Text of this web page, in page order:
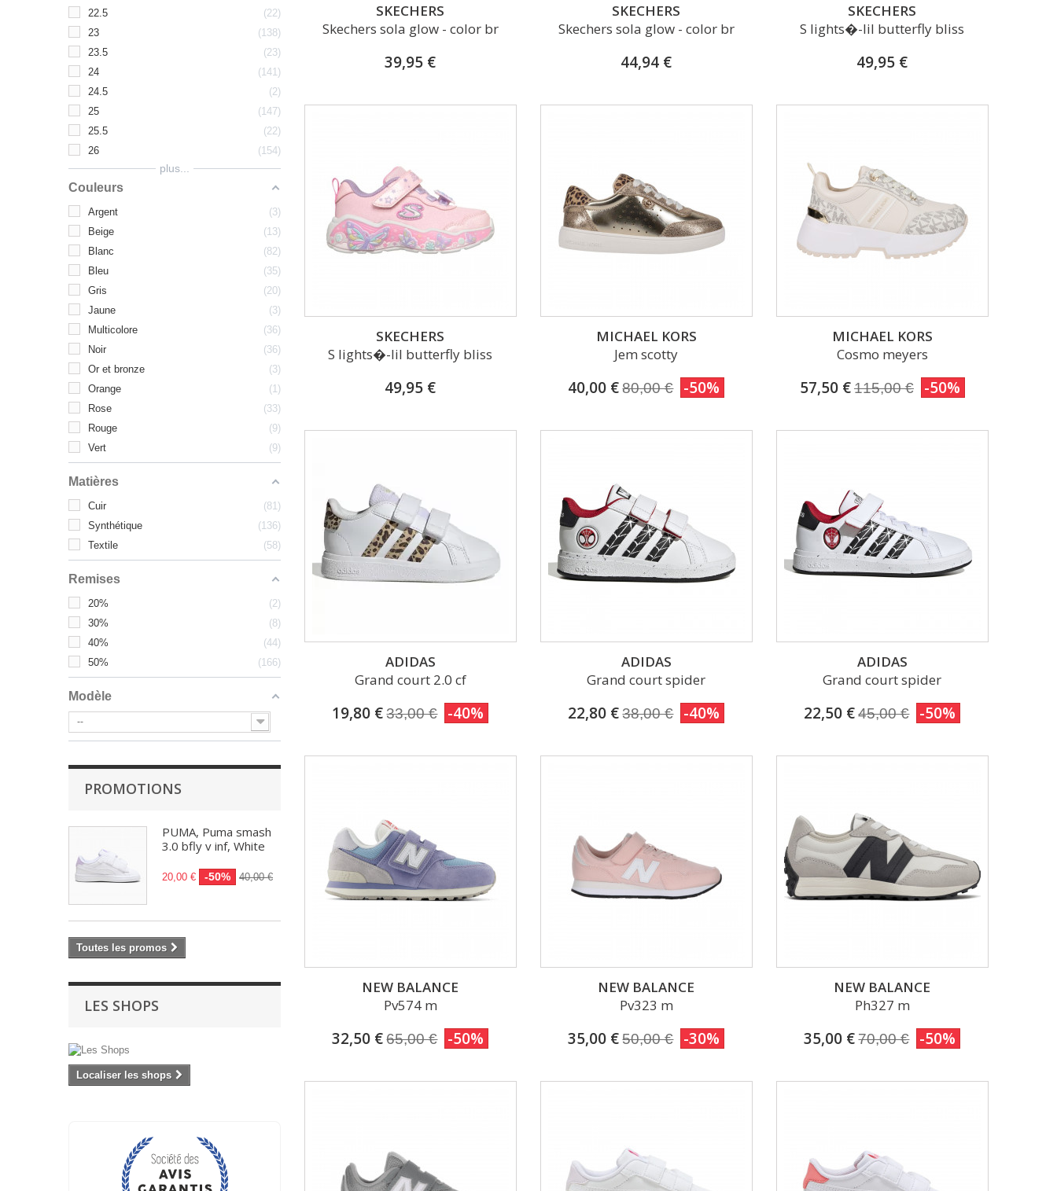
22.5
22
23
138
23.5
23
24
141
24.5
2
25
147
25.5
22
26
154
plus...
Couleurs
Argent
3
Beige
13
Blanc
82
Bleu
35
Gris
20
Jaune
3
Multicolore
36
Noir
36
Or et bronze
3
Orange
1
Rose
33
Rouge
9
Vert
9
Matières
Cuir
81
Synthétique
136
Textile
58
Remises
20%
2
30%
8
40%
44
50%
166
Modèle
--
PROMOTIONS
PUMA, Puma smash
3.0 bfly v inf, White
20,00 € -50% 40,00 €
Toutes les promos
LES SHOPS
Localiser les shops
SKECHERS
Skechers sola glow - color br
39,95 €
SKECHERS
Skechers sola glow - color br
44,94 €
SKECHERS
S lights�-lil butterfly bliss
49,95 €
SKECHERS
S lights�-lil butterfly bliss
49,95 €
MICHAEL KORS
Jem scotty
40,00 € 80,00 € -50%
MICHAEL KORS
Cosmo meyers
57,50 €115,00 € -50%
ADIDAS
Grand court 2.0 cf
19,80 € 33,00 € -40%
ADIDAS
Grand court spider
22,80 € 38,00 € -40%
ADIDAS
Grand court spider
22,50 € 45,00 € -50%
NEW BALANCE
Pv574 m
32,50 € 65,00 € -50%
NEW BALANCE
Pv323 m
35,00 € 50,00 € -30%
NEW BALANCE
Ph327 m
35,00 € 70,00 € -50%